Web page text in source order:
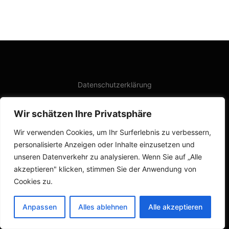
Wir schätzen Ihre Privatsphäre
Wir verwenden Cookies, um Ihr Surferlebnis zu verbessern,
personalisierte Anzeigen oder Inhalte einzusetzen und
unseren Datenverkehr zu analysieren. Wenn Sie auf „Alle
akzeptieren" klicken, stimmen Sie der Anwendung von
Cookies zu.
Anpassen Alles ablehnen Alle akzeptieren
Datenschutzerklärung
Intern